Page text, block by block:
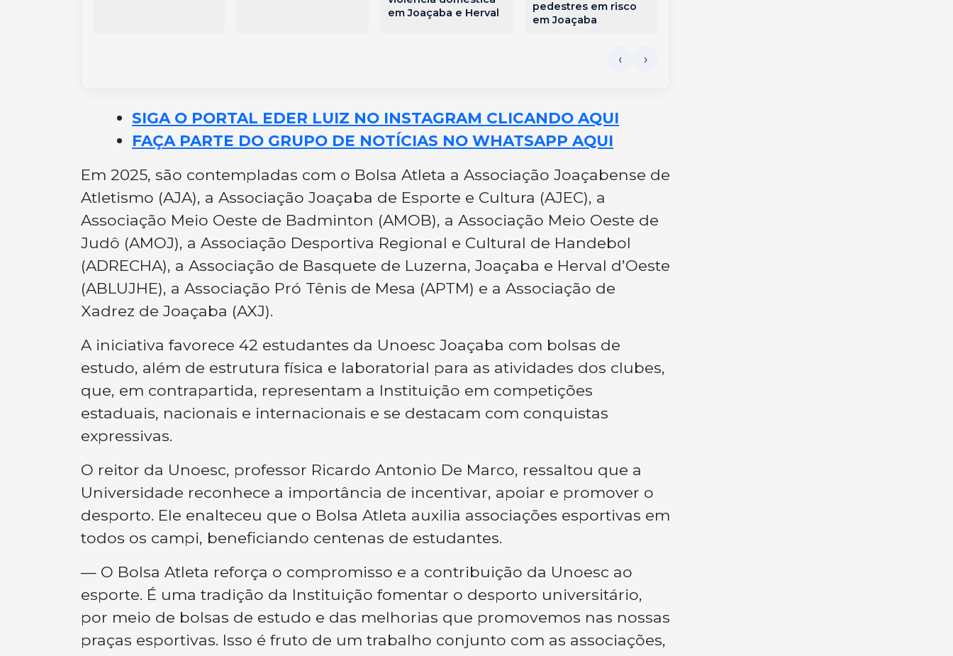
em Joaçaba e Herval
pedestres em risco
em Joaçaba
SIGA O PORTAL EDER LUIZ NO INSTAGRAM CLICANDO AQUI
FAÇA PARTE DO GRUPO DE NOTÍCIAS NO WHATSAPP AQUI
Em 2025, são contempladas com o Bolsa Atleta a Associação Joaçabense de
Atletismo (AJA), a Associação Joaçaba de Esporte e Cultura (AJEC), a
Associação Meio Oeste de Badminton (AMOB), a Associação Meio Oeste de
Judô (AMOJ), a Associação Desportiva Regional e Cultural de Handebol
(ADRECHA), a Associação de Basquete de Luzerna, Joaçaba e Herval d’Oeste
(ABLUJHE), a Associação Pró Tênis de Mesa (APTM) e a Associação de
Xadrez de Joaçaba (AXJ).
A iniciativa favorece 42 estudantes da Unoesc Joaçaba com bolsas de
estudo, além de estrutura física e laboratorial para as atividades dos clubes,
que, em contrapartida, representam a Instituição em competições
estaduais, nacionais e internacionais e se destacam com conquistas
expressivas.
O reitor da Unoesc, professor Ricardo Antonio De Marco, ressaltou que a
Universidade reconhece a importância de incentivar, apoiar e promover o
desporto. Ele enalteceu que o Bolsa Atleta auxilia associações esportivas em
todos os campi, beneficiando centenas de estudantes.
— O Bolsa Atleta reforça o compromisso e a contribuição da Unoesc ao
esporte. É uma tradição da Instituição fomentar o desporto universitário,
por meio de bolsas de estudo e das melhorias que promovemos nas nossas
praças esportivas. Isso é fruto de um trabalho conjunto com as associações,